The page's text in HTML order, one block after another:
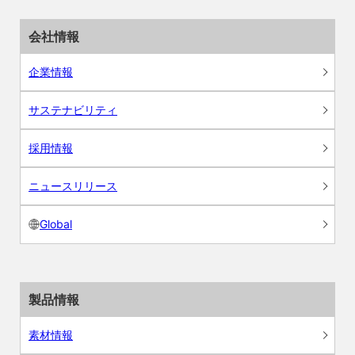
会社情報
企業情報
サステナビリティ
採用情報
ニュースリリース
Global
製品情報
素材情報